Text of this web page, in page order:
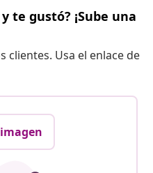
te gustó? ¡Sube una
clientes. Usa el enlace de